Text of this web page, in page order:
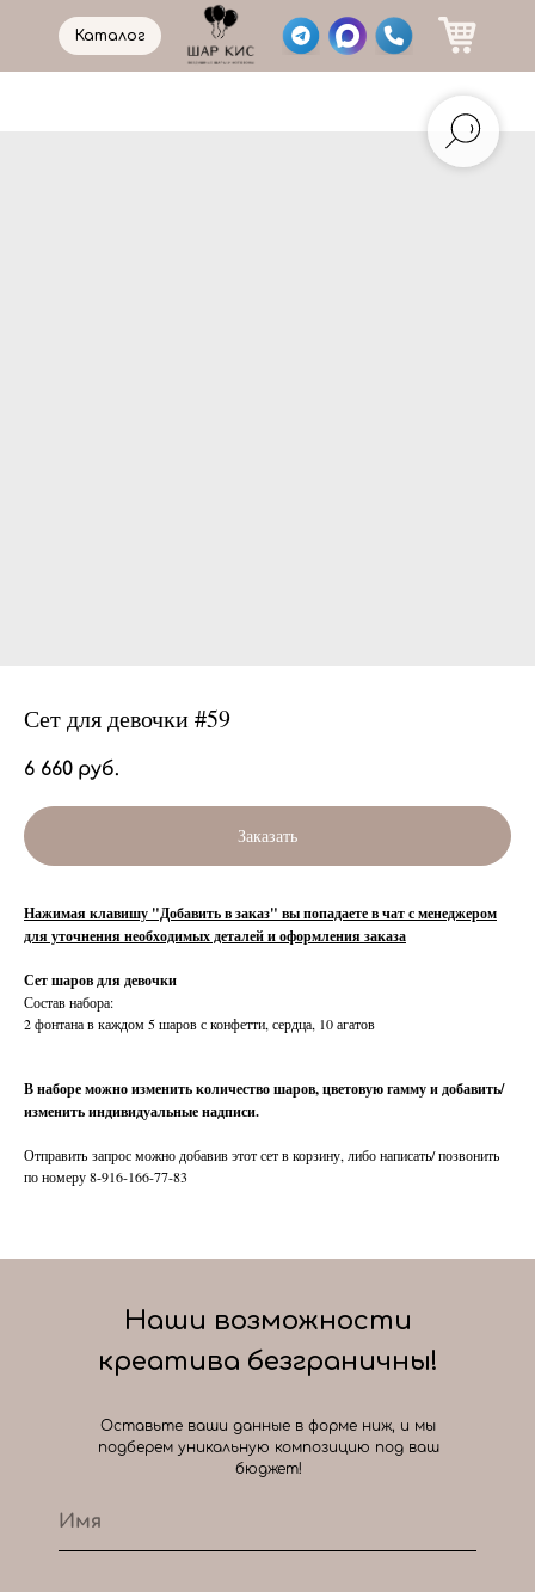
Каталог
Сет для девочки #59
6 660 руб.
Заказать
Нажимая клавишу "Добавить в заказ" вы попадаете в чат с менеджером
для уточнения необходимых деталей и оформления заказа
Сет шаров для девочки
Состав набора:
2 фонтана в каждом 5 шаров с конфетти, сердца, 10 агатов
В наборе можно изменить количество шаров, цветовую гамму и добавить/
изменить индивидуальные надписи.
Отправить запрос можно добавив этот сет в корзину, либо написать/ позвонить
по номеру 8-916-166-77-83
Наши возможности
креатива безграничны!
Оставьте ваши данные в форме ниж, и мы
подберем уникальную композицию под ваш
бюджет!